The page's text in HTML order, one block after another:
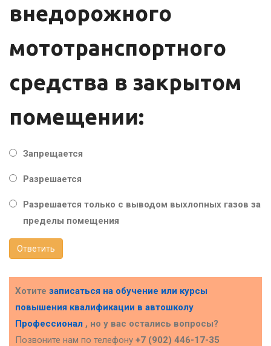
внедорожного
мототранспортного
средства в закрытом
помещении:
Запрещается
Разрешается
Разрешается только с выводом выхлопных газов за
пределы помещения
Ответить
Хотите записаться на обучение или курсы
повышения квалификации в автошколу
Профессионал , но у вас остались вопросы?
Позвоните нам по телефону +7 (902) 446-17-35